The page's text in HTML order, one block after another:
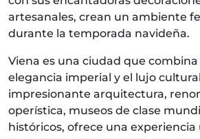
artesanales, crean un ambiente
durante la temporada navideña.
Viena es una ciudad que
elegancia imperial y el lujo
impresionante arquitectura,
operística, museos de clase
históricos, ofrece una experiencia